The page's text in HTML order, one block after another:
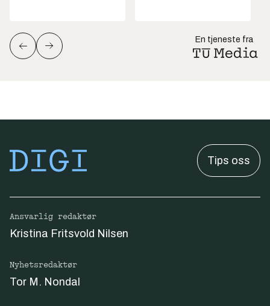
En tjeneste fra
Tips oss
Ansvarlig redaktør
Kristina Fritsvold Nilsen
Nyhetsredaktør
Tor M. Nondal